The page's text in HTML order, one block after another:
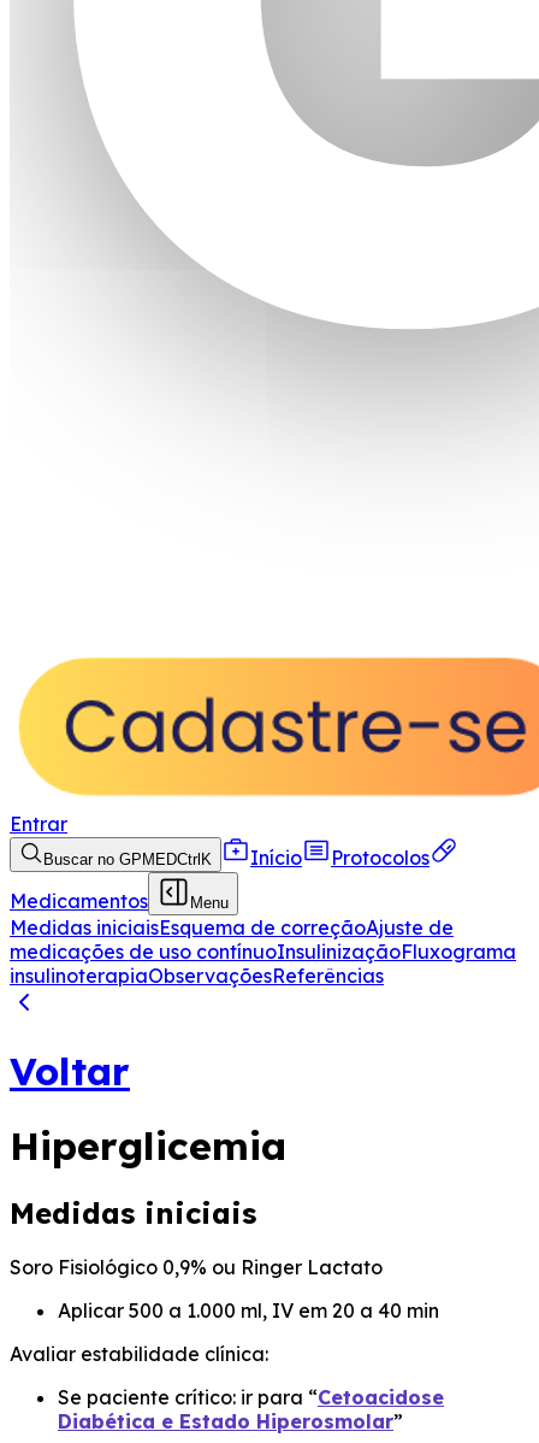
Entrar
Buscar no GPMEDCtrl K Início
Protocolos
Medicamentos
Menu
Medidas iniciaisEsquema de correçãoAjuste de
medicações de uso contínuoInsulinizaçãoFluxograma
insulinoterapiaObservaçõesReferências
Voltar
Hiperglicemia
Medidas iniciais
Soro Fisiológico 0,9% ou Ringer Lactato
Aplicar 500 a 1.000 ml, IV em 20 a 40 min
Avaliar estabilidade clínica:
Se paciente crítico: ir para “Cetoacidose
Diabética e Estado Hiperosmolar”